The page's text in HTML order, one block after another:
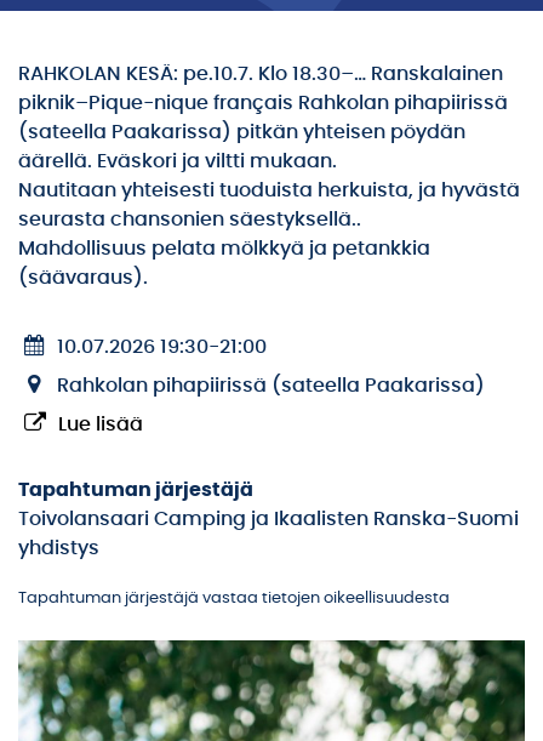
RAHKOLAN KESÄ: pe.10.7. Klo 18.30–… Ranskalainen
piknik–Pique-nique français Rahkolan pihapiirissä
(sateella Paakarissa) pitkän yhteisen pöydän
äärellä. Eväskori ja viltti mukaan.
Nautitaan yhteisesti tuoduista herkuista, ja hyvästä
seurasta chansonien säestyksellä..
Mahdollisuus pelata mölkkyä ja petankkia
(säävaraus).
10.07.2026 19:30-21:00
Rahkolan pihapiirissä (sateella Paakarissa)
Lue lisää
Tapahtuman järjestäjä
Toivolansaari Camping ja Ikaalisten Ranska-Suomi
yhdistys
Tapahtuman järjestäjä vastaa tietojen oikeellisuudesta